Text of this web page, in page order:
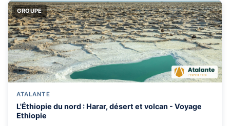
GROUPE
ATALANTE
L'Éthiopie du nord : Harar, désert et volcan - Voyage
Ethiopie